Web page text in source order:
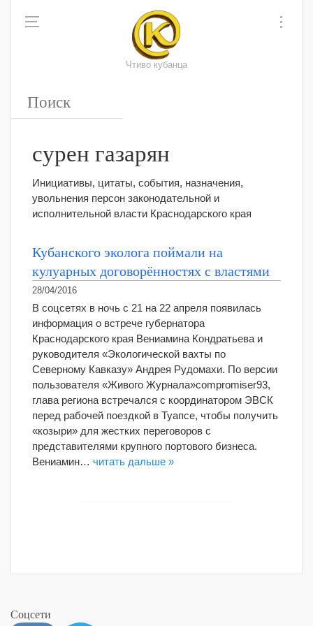
Чтиво кубанца
сурен газарян
Инициативы, цитаты, события, назначения,
увольнения персон законодательной и
исполнительной власти Краснодарского края
Кубанского эколога поймали на
кулуарных договорённостях с властями
28/04/2016
В соцсетях в ночь с 21 на 22 апреля появилась
информация о встрече губернатора
Краснодарского края Вениамина Кондратьева и
руководителя «Экологической вахты по
Северному Кавказу» Андрея Рудомахи. По версии
пользователя «Живого Журнала»compromiser93,
глава региона встречался с координатором ЭВСК
перед рабочей поездкой в Туапсе, чтобы получить
«козыри» для жестких переговоров с
представителями крупного портового бизнеса.
Вениамин… читать дальше »
Соцсети